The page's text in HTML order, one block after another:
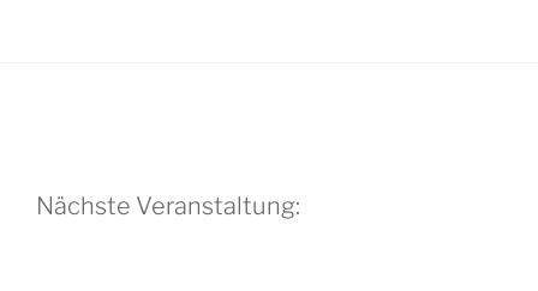
Nächste Veranstaltung: